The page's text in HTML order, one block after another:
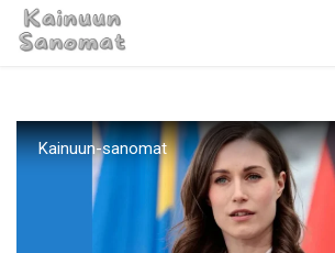
Kainuun-sanomat